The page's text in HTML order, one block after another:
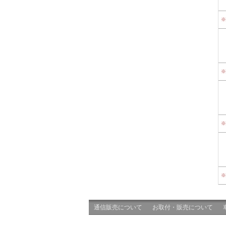
※
※
※
※
通信販売について お取付・販売について